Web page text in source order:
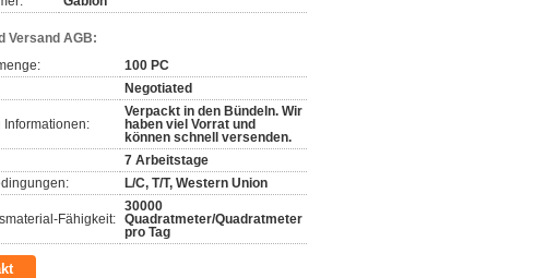
Versand AGB:
100 PC
Negotiated
Informationen:
Verpackt in den Bündeln. Wir
haben viel Vorrat und
können schnell versenden.
7 Arbeitstage
L/C, T/T, Western Union
Fähigkeit:
30000
Quadratmeter/Quadratmeter
pro Tag